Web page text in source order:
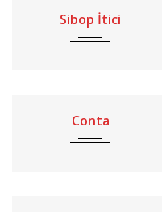
Sibop İtici
Conta